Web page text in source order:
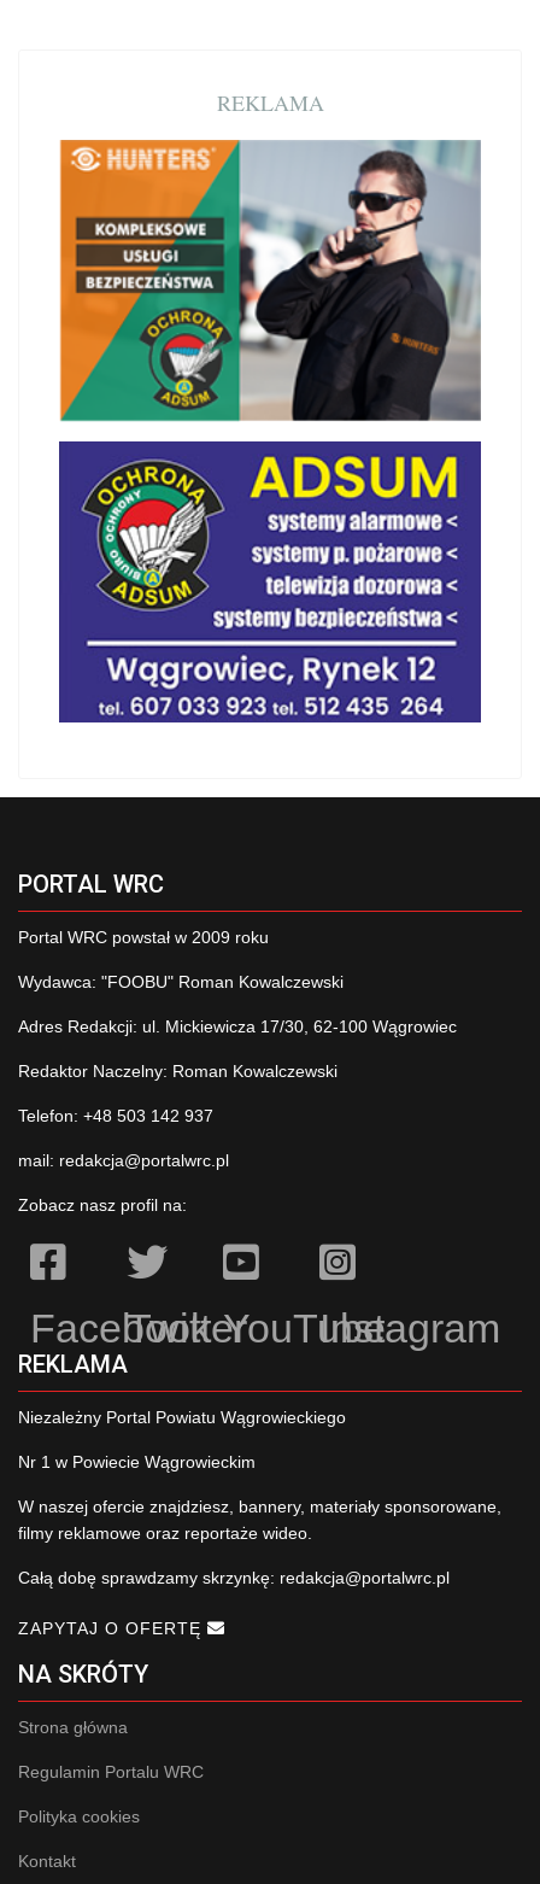
REKLAMA
PORTAL WRC
Portal WRC powstał w 2009 roku
Wydawca: "FOOBU" Roman Kowalczewski
Adres Redakcji: ul. Mickiewicza 17/30, 62-100 Wągrowiec
Redaktor Naczelny: Roman Kowalczewski
Telefon: +48 503 142 937
mail: redakcja@portalwrc.pl
Zobacz nasz profil na:
Facebook
TwitterYouTubeInstagram
REKLAMA
Niezależny Portal Powiatu Wągrowieckiego
Nr 1 w Powiecie Wągrowieckim
W naszej ofercie znajdziesz, bannery, materiały sponsorowane,
filmy reklamowe oraz reportaże wideo.
Całą dobę sprawdzamy skrzynkę: redakcja@portalwrc.pl
ZAPYTAJ O OFERTĘ
NA SKRÓTY
Strona główna
Regulamin Portalu WRC
Polityka cookies
Kontakt